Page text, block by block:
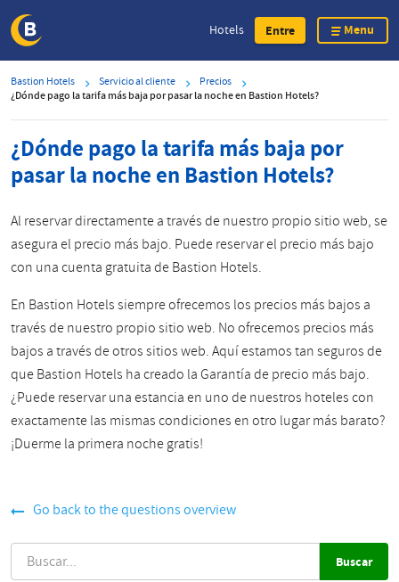
to
main
content
Hotels Entre Menu
Bastion Hotels Servicio al cliente
Precios
¿Dónde pago la tarifa más baja por pasar la noche en Bastion Hotels?
¿Dónde pago la tarifa más baja por
pasar la noche en Bastion Hotels?
Al reservar directamente a través de nuestro propio sitio web, se
asegura el precio más bajo. Puede reservar el precio más bajo
con una cuenta gratuita de Bastion Hotels.
En Bastion Hotels siempre ofrecemos los precios más bajos a
través de nuestro propio sitio web. No ofrecemos precios más
bajos a través de otros sitios web. Aquí estamos tan seguros de
que Bastion Hotels ha creado la Garantía de precio más bajo.
¿Puede reservar una estancia en uno de nuestros hoteles con
exactamente las mismas condiciones en otro lugar más barato?
¡Duerme la primera noche gratis!
Go back to the questions overview